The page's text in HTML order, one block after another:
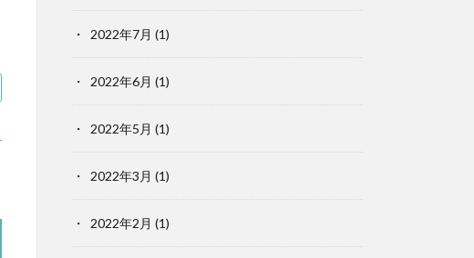
2022年7月 (1)
2022年6月 (1)
2022年5月 (1)
2022年3月 (1)
2022年2月 (1)